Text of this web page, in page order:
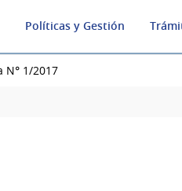
Políticas y Gestión
N° 1/2017